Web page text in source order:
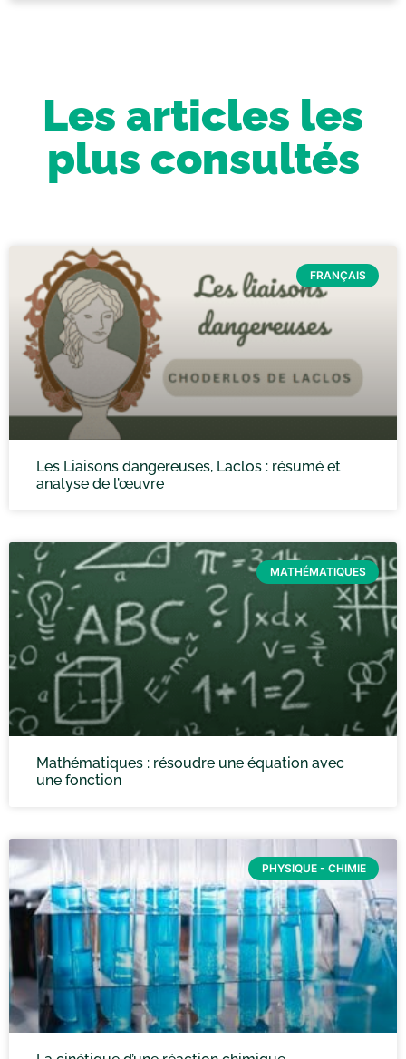
Les articles les
plus consultés
FRANÇAIS
Les Liaisons dangereuses, Laclos : résumé et
analyse de l’œuvre
MATHÉMATIQUES
Mathématiques : résoudre une équation avec
une fonction
PHYSIQUE - CHIMIE